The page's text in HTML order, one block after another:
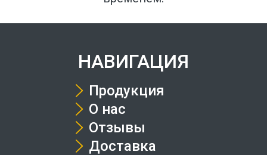
НАВИГАЦИЯ
Продукция
О нас
Отзывы
Доставка